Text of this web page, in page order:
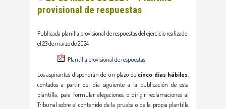
provisional de respuestas
Publicada planilla provisional de respuestas del ejercicio realizado
el 23 de marzo de 2024
Plantilla provisional de respuestas
Los aspirantes dispondrán de un plazo de cinco días hábiles,
contados a partir del día siguiente a la publicación de esta
plantilla, para formular alegaciones o dirigir reclamaciones al
Tribunal sobre el contenido de la prueba o de la propia plantilla